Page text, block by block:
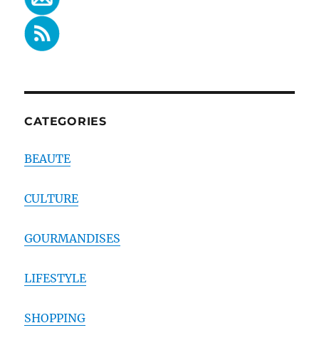
CATEGORIES
BEAUTE
CULTURE
GOURMANDISES
LIFESTYLE
SHOPPING